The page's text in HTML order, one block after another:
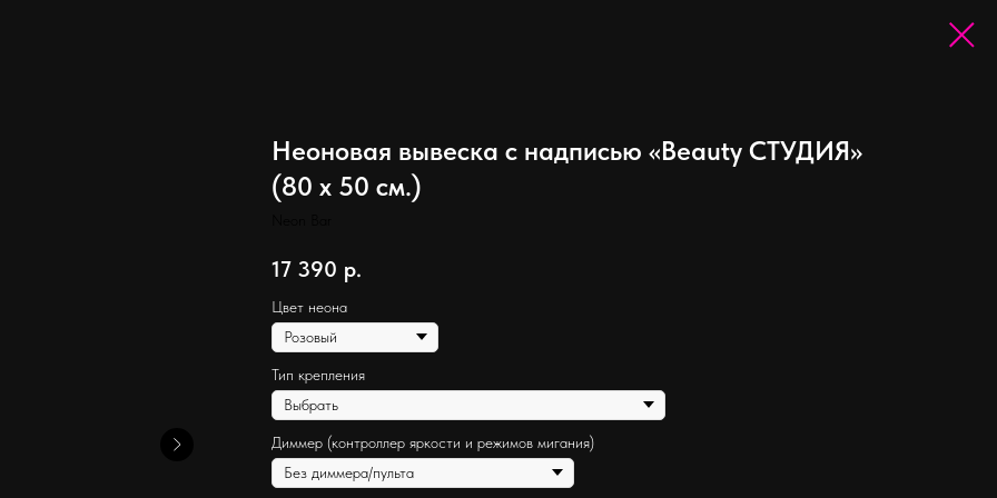
Неоновая вывеска с надписью «Beauty СТУДИЯ»
(80 х 50 см.)
17 390 р.
Цвет неона
Тип крепления
Диммер (контроллер яркости и режимов мигания)